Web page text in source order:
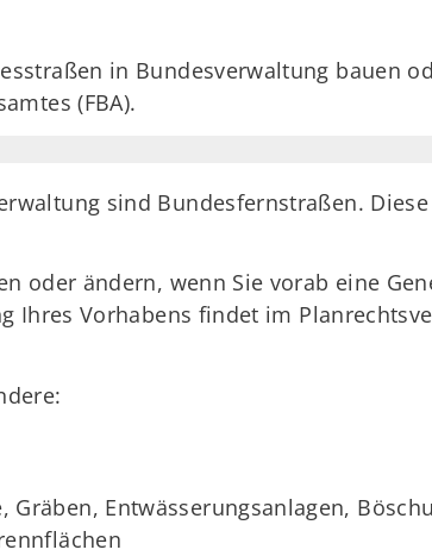
in Bundesverwaltung bauen
(FBA).
sind Bundesfernstraßen.
oder ändern, wenn Sie vorab eine
Ihres Vorhabens findet im
Entwässerungsanlagen,